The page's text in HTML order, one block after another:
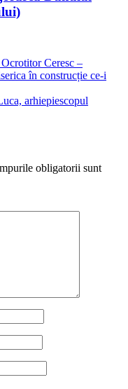
Ceresc –
în construcție ce-i
arhiepiescopul
obligatorii sunt